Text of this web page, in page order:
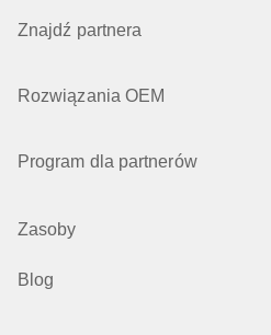
Znajdź partnera
Rozwiązania OEM
Program dla partnerów
Zasoby
Blog